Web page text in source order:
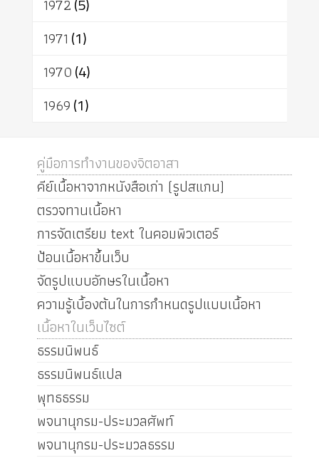
1972(5)
1971 (1)
1970(4)
1969(1)
คู่มือการทำงานของจิตอาสา
คีย์เนื้อหาจากหนังสือเก่า (รูปสแกน)
ตรวจทานเนื้อหา
การจัดเตรียม text ในคอมพิวเตอร์
ป้อนเนื้อหาขึ้นเว็บ
จัดรูปแบบอักษรในเนื้อหา
ความรู้เบื้องต้นในการกำหนดรูปแบบเนื้อหา
เนื้อหาในเว็บไซต์
ธรรมนิพนธ์
ธรรมนิพนธ์แปล
พุทธธรรม
พจนานุกรม-ประมวลศัพท์
พจนานุกรม-ประมวลธรรม